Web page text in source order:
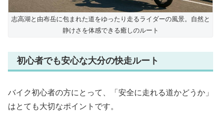
志高湖と由布岳に包まれた道をゆったり走るライダーの風景。自然と
静けさを体感できる癒しのルート
初心者でも安心な大分の快走ルート
バイク初心者の方にとって、「安全に走れる道かどうか」
はとても大切なポイントです。